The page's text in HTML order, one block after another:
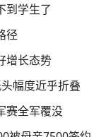
到学生了
径
增长态势
幅度近乎折叠
赛全军覆没